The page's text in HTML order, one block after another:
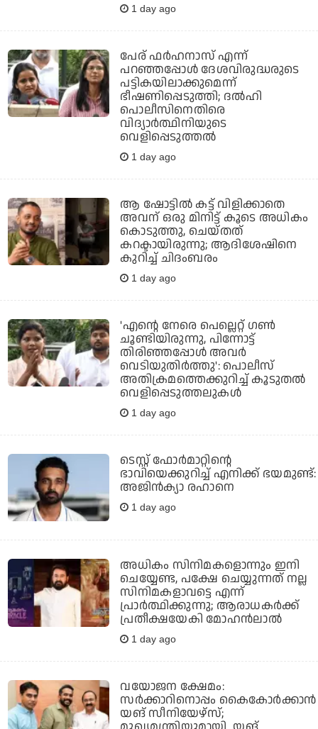
1 day ago
പേര് ഫര്‍ഹനാസ് എന്ന്
പറഞ്ഞപ്പോള്‍ ദേശവിരുദ്ധരുടെ
പട്ടികയിലാക്കുമെന്ന്
ഭീഷണിപ്പെടുത്തി; ദല്‍ഹി
പൊലീസിനെതിരെ
വിദ്യാര്‍ത്ഥിനിയുടെ
വെളിപ്പെടുത്തല്‍
1 day ago
ആ ഷോട്ടില്‍ കട്ട് വിളിക്കാതെ
അവന് ഒരു മിനിട്ട് കൂടെ അധികം
കൊടുത്തു, ചെയ്തത്
കറക്ടായിരുന്നു; ആദിശേഷിനെ
കുറിച്ച് ചിദംബരം
1 day ago
'എന്റെ നേരെ പെല്ലെറ്റ് ഗണ്‍
ചൂണ്ടിയിരുന്നു, പിന്നോട്ട്
തിരിഞ്ഞപ്പോള്‍ അവര്‍
വെടിയുതിര്‍ത്തു': പൊലീസ്
അതിക്രമത്തെക്കുറിച്ച് കൂടുതല്‍
വെളിപ്പെടുത്തലുകള്‍
1 day ago
ടെസ്റ്റ് ഫോര്‍മാറ്റിന്റെ
ഭാവിയെക്കുറിച്ച് എനിക്ക് ഭയമുണ്ട്:
അജിന്‍ക്യാ രഹാനെ
1 day ago
അധികം സിനിമകളൊന്നും ഇനി
ചെയ്യേണ്ട, പക്ഷേ ചെയ്യുന്നത് നല്ല
സിനിമകളാവട്ടെ എന്ന്
പ്രാര്‍ത്ഥിക്കുന്നു; ആരാധകര്‍ക്ക്
പ്രതീക്ഷയേകി മോഹന്‍ലാല്‍
1 day ago
വയോജന ക്ഷേമം:
സർക്കാറിനൊപ്പം കൈകോർക്കാൻ
യങ് സീനിയേഴ്‌സ്;